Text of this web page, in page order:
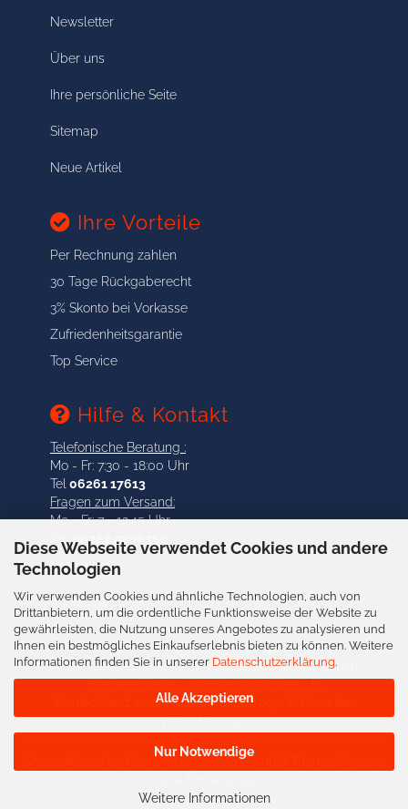
Diese Webseite verwendet Cookies und andere
Technologien
Wir verwenden Cookies und ähnliche Technologien, auch von
Drittanbietern, um die ordentliche Funktionsweise der Website zu
gewährleisten, die Nutzung unseres Angebotes zu analysieren und
Ihnen ein bestmögliches Einkaufserlebnis bieten zu können. Weitere
Informationen finden Sie in unserer Datenschutzerklärung.
Alle Akzeptieren
Nur Notwendige
Weitere Informationen
Newsletter
Über uns
Ihre persönliche Seite
Sitemap
Neue Artikel
Ihre Vorteile
Per Rechnung zahlen
30 Tage Rückgaberecht
3% Skonto bei Vorkasse
Zufriedenheitsgarantie
Top Service
Hilfe & Kontakt
Telefonische Beratung :
Mo - Fr: 7:30 - 18:00 Uhr
Tel06261 17613
Fragen zum Versand:
Mo - Fr: 7 - 12.45 Uhr
Tel:06262 9266350
Merkzettel
Kontaktformular
Alle Preise verstehen sich inklusive der gesetzlichen
Deutschland versankostenfrei ab 100,- €. Darunter
pauschal 4,90
by Gambio.de © 2026 Gambio Themes